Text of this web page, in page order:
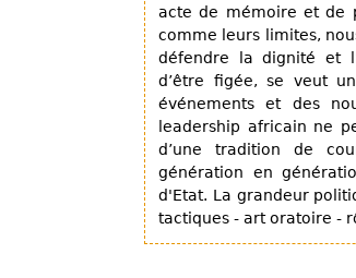
acte de mémoire et de
comme leurs limites,
défendre la dignité et
d’être figée, se veut
événements et des
leadership africain ne
d’une tradition de
génération en
d'Etat. La grandeur
tactiques - art oratoire -